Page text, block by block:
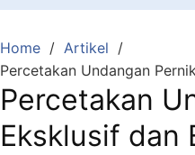
Home
Artikel
Percetakan Undangan
Percetakan
Eksklusif dan